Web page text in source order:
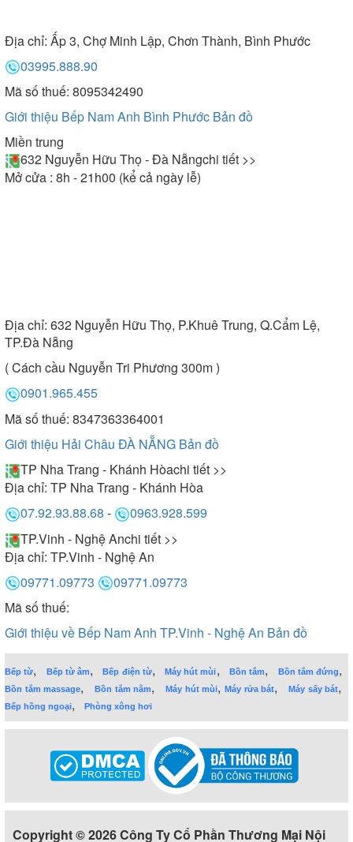
Địa chỉ: Ấp 3, Chợ Minh Lập, Chơn Thành, Bình Phước
03995.888.90
Mã số thuế: 8095342490
Giới thiệu Bếp Nam Anh Bình Phước Bản đồ
Miền trung
632 Nguyễn Hữu Thọ - Đà Nẵngchi tiết >>
Mở cửa : 8h - 21h00 (kể cả ngày lễ)
Địa chỉ: 632 Nguyễn Hữu Thọ, P.Khuê Trung, Q.Cẩm Lệ,
TP.Đà Nẵng
( Cách cầu Nguyễn Tri Phương 300m )
0901.965.455
Mã số thuế: 8347363364001
Giới thiệu Hải Châu ĐÀ NẴNG Bản đồ
TP Nha Trang - Khánh Hòachi tiết >>
Địa chỉ: TP Nha Trang - Khánh Hòa
07.92.93.88.68 -
0963.928.599
TP.Vinh - Nghệ Anchi tiết >>
Địa chỉ: TP.Vinh - Nghệ An
09771.09773
09771.09773
Mã số thuế:
Giới thiệu về Bếp Nam Anh TP.Vinh - Nghệ An Bản đồ
Bếp từ, Bếp từ âm,Bếp điện từ,Máy hút mùi, Bồn tắm, Bồn tắm đứng,
Bồn tắm massage,Bồn tắm nằm,Máy hút mùi,Máy rửa bát,Máy sấy bát,
Bếp hồng ngoại, Phòng xông hơi
Copyright © 2026 Công Ty Cổ Phần Thương Mại Nội